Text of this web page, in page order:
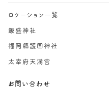
ロケーション一覧
飯盛神社
福岡縣護国神社
太宰府天満宮
お問い合わせ